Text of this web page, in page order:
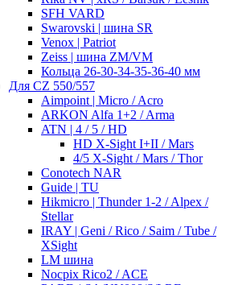
SFH VARD
Swarovski | шина SR
Venox | Patriot
Zeiss | шина ZM/VM
Кольца 26-30-34-35-36-40 мм
Для CZ 550/557
Aimpoint | Micro / Acro
ARKON Alfa 1+2 / Arma
ATN | 4 / 5 / HD
HD X-Sight I+II / Mars
4/5 X-Sight / Mars / Thor
Conotech NAR
Guide | TU
Hikmicro | Thunder 1-2 / Alpex /
Stellar
IRAY | Geni / Rico / Saim / Tube /
XSight
LM шина
Nocpix Rico2 / ACE